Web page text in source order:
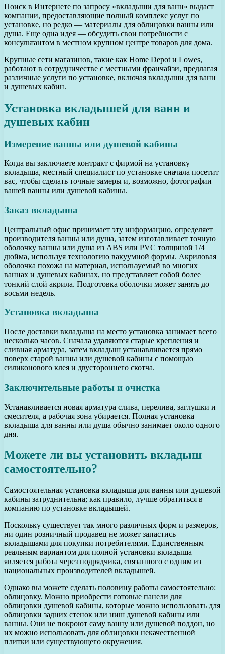
Поиск в Интернете по запросу «вкладыши для ванн» выдаст
компании, предоставляющие полный комплекс услуг по
установке, но редко — материалы для облицовки ванны или
душа. Еще одна идея — обсудить свои потребности с
консультантом в местном крупном центре товаров для дома.
Крупные сети магазинов, такие как Home Depot и Lowes,
работают в сотрудничестве с местными франчайзи, предлагая
различные услуги по установке, включая вкладыши для ванн
и душевых кабин.
Установка вкладышей для ванн и
душевых кабин
Измерение ванны или душевой кабины
Когда вы заключаете контракт с фирмой на установку
вкладыша, местный специалист по установке сначала посетит
вас, чтобы сделать точные замеры и, возможно, фотографии
вашей ванны или душевой кабины.
Заказ вкладыша
Центральный офис принимает эту информацию, определяет
производителя ванны или душа, затем изготавливает точную
оболочку ванны или душа из ABS или PVC толщиной 1/4
дюйма, используя технологию вакуумной формы. Акриловая
оболочка похожа на материал, используемый во многих
ваннах и душевых кабинах, но представляет собой более
тонкий слой акрила. Подготовка оболочки может занять до
восьми недель.
Установка вкладыша
После доставки вкладыша на место установка занимает всего
несколько часов. Сначала удаляются старые крепления и
сливная арматура, затем вкладыш устанавливается прямо
поверх старой ванны или душевой кабины с помощью
силиконового клея и двустороннего скотча.
Заключительные работы и очистка
Устанавливается новая арматура слива, перелива, заглушки и
смесителя, а рабочая зона убирается. Полная установка
вкладыша для ванны или душа обычно занимает около одного
дня.
Можете ли вы установить вкладыш
самостоятельно?
Самостоятельная установка вкладыша для ванны или душевой
кабины затруднительна; как правило, лучше обратиться в
компанию по установке вкладышей.
Поскольку существует так много различных форм и размеров,
ни один розничный продавец не может запастись
вкладышами для покупки потребителями. Единственным
реальным вариантом для полной установки вкладыша
является работа через подрядчика, связанного с одним из
национальных производителей вкладышей.
Однако вы можете сделать половину работы самостоятельно:
облицовку. Можно приобрести готовые панели для
облицовки душевой кабины, которые можно использовать для
облицовки задних стенок или ниш душевой кабины или
ванны. Они не покроют саму ванну или душевой поддон, но
их можно использовать для облицовки некачественной
плитки или существующего окружения.